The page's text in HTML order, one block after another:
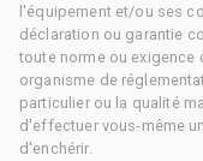
l'équipement et/ou ses
déclaration ou garantie
toute norme ou exigence
organisme de
particulier ou la qualité
d'effectuer vous-même
d'enchérir.